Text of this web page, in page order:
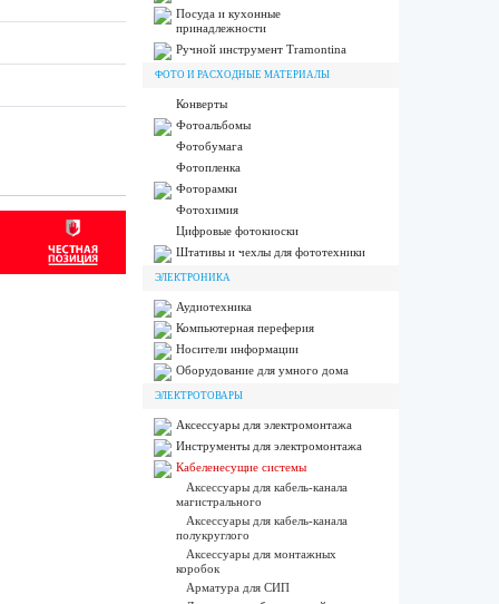
Посуда и кухонные
принадлежности
Ручной инструмент Tramontina
ФОТО И РАСХОДНЫЕ МАТЕРИАЛЫ
Конверты
Фотоальбомы
Фотобумага
Фотопленка
Фоторамки
Фотохимия
Цифровые фотокиоски
Штативы и чехлы для фототехники
ЭЛЕКТРОНИКА
Аудиотехника
Компьютерная переферия
Носители информации
Оборудование для умного дома
ЭЛЕКТРОТОВАРЫ
Аксессуары для электромонтажа
Инструменты для электромонтажа
Кабеленесущие системы
Аксессуары для кабель-канала
магистрального
Аксессуары для кабель-канала
полукруглого
Аксессуары для монтажных
коробок
Арматура для СИП